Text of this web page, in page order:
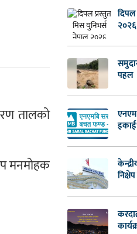
तालको
मनमोहक
पहल